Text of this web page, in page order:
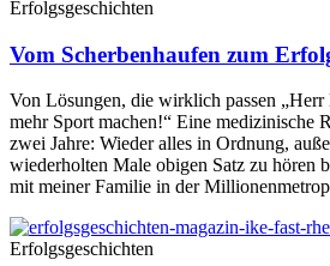
Erfolgsgeschichten
Vom Scherbenhaufen zum
Von Lösungen, die wirklich passen „Herr
mehr Sport machen!“ Eine medizinische
zwei Jahre: Wieder alles in Ordnung,
wiederholten Male obigen Satz zu hören
mit meiner Familie in der
Erfolgsgeschichten